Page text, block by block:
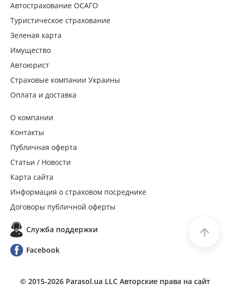
Автострахование ОСАГО
Туристическое страхование
Зеленая карта
Имущество
Автоюрист
Страховые компании Украины
Оплата и доставка
О компании
Контакты
Публичная оферта
Статьи / Новости
Карта сайта
Информация о страховом посреднике
Договоры публичной оферты
Служба поддержки
Facebook
© 2015-2026 Parasol.ua LLC Авторские права на сайт